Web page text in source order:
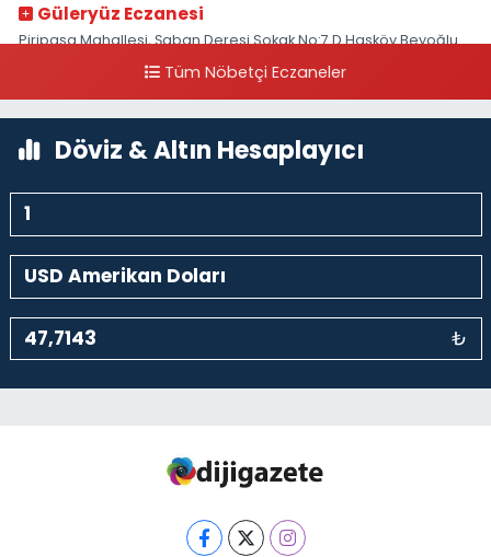
Güleryüz Eczanesi
Piripaşa Mahallesi, Şaban Deresi Sokak No:7 D Hasköy Beyoğlu
Tüm Nöbetçi Eczaneler
Döviz & Altın Hesaplayıcı
₺